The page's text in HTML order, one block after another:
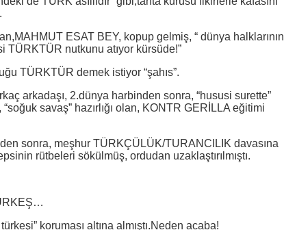
ESAT BEY, kopup gelmiş, “ dünya halklarının
TÜRKTÜR nutkunu atıyor kürsüde!”
TÜRKTÜR demek istiyor “şahıs”.
arkadaşı, 2.dünya harbinden sonra, “hususi surette”
savaş” hazırlığı olan, KONTR GERİLLA eğitimi
sonra, meşhur TÜRKÇÜLÜK/TURANCILIK davasına
rütbeleri sökülmüş, ordudan uzaklaştırılmıştı.
koruması altına almıştı.Neden acaba!